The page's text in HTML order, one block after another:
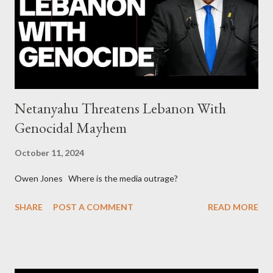
collapse WikiLeaks paper reveals Ecuadorian private business
elites declared war on Rafael Correa right after his election and
asked for US support Ho...
Netanyahu Threatens Lebanon With
Genocidal Mayhem
October 11, 2024
Owen Jones Where is the media outrage?
SHARE POST A COMMENT READ MORE